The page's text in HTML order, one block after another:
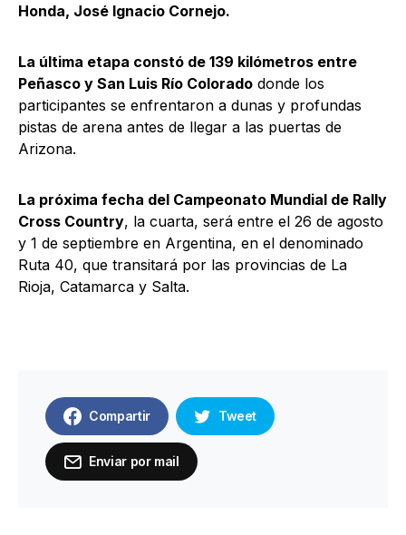
Honda, José Ignacio Cornejo.
La última etapa constó de 139 kilómetros entre
Peñasco y San Luis Río Colorado donde los
participantes se enfrentaron a dunas y profundas
pistas de arena antes de llegar a las puertas de
Arizona.
La próxima fecha del Campeonato Mundial de Rally
Cross Country, la cuarta, será entre el 26 de agosto
y 1 de septiembre en Argentina, en el denominado
Ruta 40, que transitará por las provincias de La
Rioja, Catamarca y Salta.
Compartir Tweet
Enviar por mail